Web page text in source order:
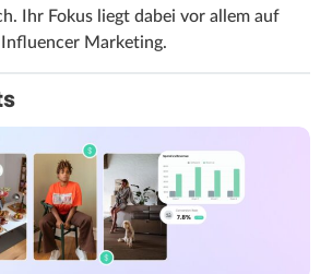
Ihr Fokus liegt dabei vor allem auf
Marketing.